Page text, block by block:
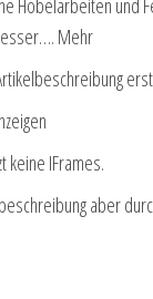
Hobelarbeiten und
Mehr
keine IFrames.
aber